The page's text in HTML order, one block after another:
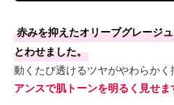
赤みを抑えたオリーブグレージ
とわせました。
動くたび透けるツヤがやわらかく
アンスで肌トーンを明るく見せま